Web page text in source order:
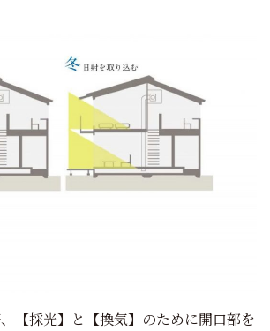
【採光】と【換気】のために開口部を